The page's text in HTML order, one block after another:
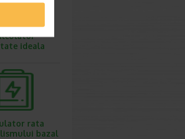
ideala
rata
bazal